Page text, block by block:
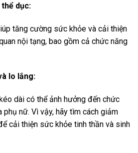
dục:
tăng cường sức khỏe và cải thiện
nội tạng, bao gồm cả chức năng
lo lắng:
dài có thể ảnh hưởng đến chức
phụ nữ. Vì vậy, hãy tìm cách giảm
cải thiện sức khỏe tinh thần và sinh